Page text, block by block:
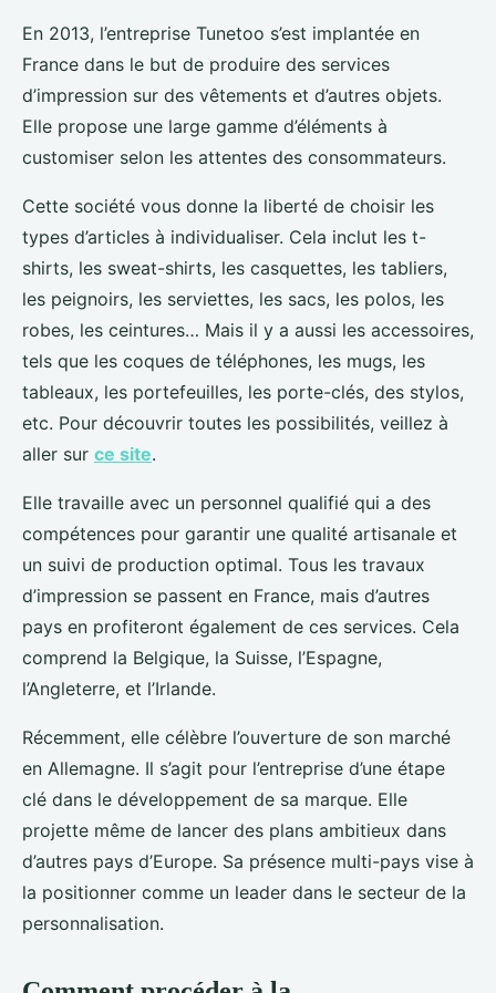
En 2013, l’entreprise Tunetoo s’est implantée en
France dans le but de produire des services
d’impression sur des vêtements et d’autres objets.
Elle propose une large gamme d’éléments à
customiser selon les attentes des consommateurs.
Cette société vous donne la liberté de choisir les
types d’articles à individualiser. Cela inclut les t-
shirts, les sweat-shirts, les casquettes, les tabliers,
les peignoirs, les serviettes, les sacs, les polos, les
robes, les ceintures… Mais il y a aussi les accessoires,
tels que les coques de téléphones, les mugs, les
tableaux, les portefeuilles, les porte-clés, des stylos,
etc. Pour découvrir toutes les possibilités, veillez à
aller sur ce site.
Elle travaille avec un personnel qualifié qui a des
compétences pour garantir une qualité artisanale et
un suivi de production optimal. Tous les travaux
d’impression se passent en France, mais d’autres
pays en profiteront également de ces services. Cela
comprend la Belgique, la Suisse, l’Espagne,
l’Angleterre, et l’Irlande.
Récemment, elle célèbre l’ouverture de son marché
en Allemagne. Il s’agit pour l’entreprise d’une étape
clé dans le développement de sa marque. Elle
projette même de lancer des plans ambitieux dans
d’autres pays d’Europe. Sa présence multi-pays vise à
la positionner comme un leader dans le secteur de la
personnalisation.